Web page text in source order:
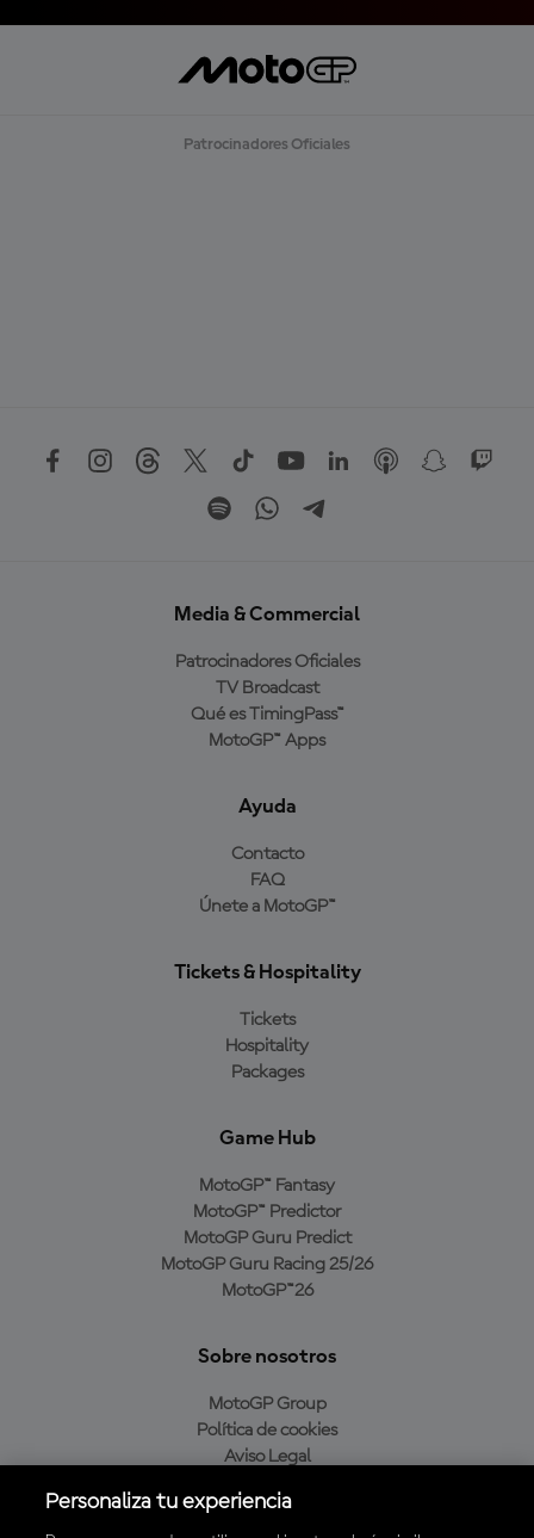
Patrocinadores Oficiales
Media & Commercial
Patrocinadores Oficiales
TV Broadcast
Qué es TimingPass™
MotoGP™ Apps
Ayuda
Contacto
FAQ
Únete a MotoGP™
Tickets & Hospitality
Tickets
Hospitality
Packages
Game Hub
MotoGP™ Fantasy
MotoGP™ Predictor
MotoGP Guru Predict
MotoGP Guru Racing 25/26
MotoGP™26
Sobre nosotros
MotoGP Group
Política de cookies
Aviso Legal
Política de compra
Personaliza tu experiencia